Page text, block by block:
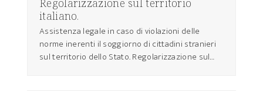
Regolarizzazione sul territorio
italiano.
Assistenza legale in caso di violazioni delle
norme inerenti il soggiorno di cittadini stranieri
sul territorio dello Stato. Regolarizzazione sul…